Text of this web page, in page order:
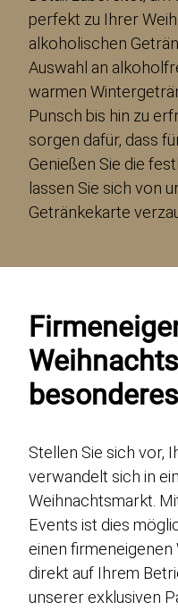
perfekt zu Ihrer
alkoholischen
Auswahl an
warmen
Punsch bis hin zu
sorgen dafür, dass
Genießen Sie die
lassen Sie sich von
Getränkekarte
Stellen Sie sich vor,
verwandelt sich in
Weihnachtsmarkt.
Events ist dies
einen
direkt auf Ihrem
unserer exklusiven